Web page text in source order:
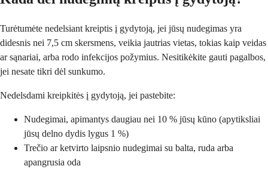
Turėtumėte nedelsiant kreiptis į gydytoją, jei jūsų nudegimas yra
didesnis nei 7,5 cm skersmens, veikia jautrias vietas, tokias kaip veidas
ar sąnariai, arba rodo infekcijos požymius. Nesitikėkite gauti pagalbos,
jei nesate tikri dėl sunkumo.
Nedelsdami kreipkitės į gydytoją, jei pastebite:
Nudegimai, apimantys daugiau nei 10 % jūsų kūno (apytiksliai
jūsų delno dydis lygus 1 %)
Trečio ar ketvirto laipsnio nudegimai su balta, ruda arba
apangrusia oda